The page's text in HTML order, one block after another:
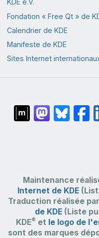
KDE e.V.
Fondation « Free Qt » de
Calendrier de KDE
Manifeste de KDE
Sites Internet
Maintenance
Internet de KDE
Traduction réalisée par
de KDE(Liste
KDE® et le logo de
sont des marques